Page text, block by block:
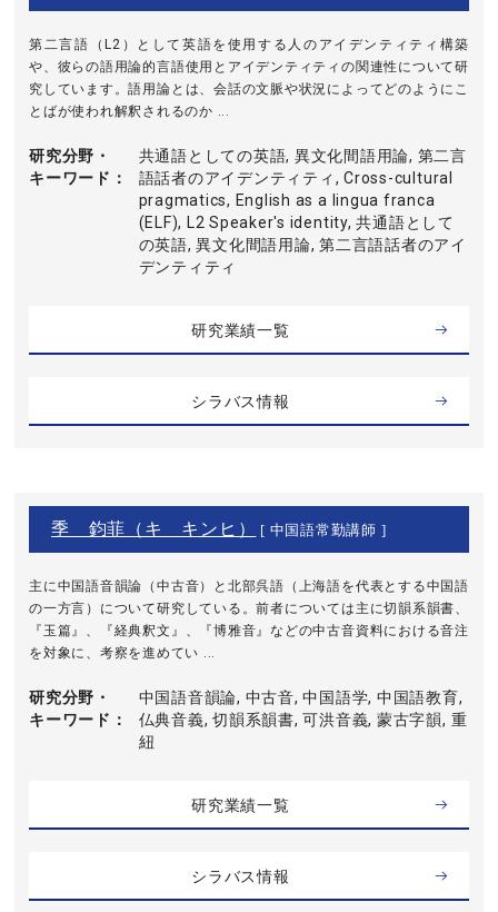
第二言語（L2）として英語を使用する人のアイデンティティ構築
や、彼らの語用論的言語使用とアイデンティティの関連性について研
究しています。語用論とは、会話の文脈や状況によってどのようにこ
とばが使われ解釈されるのか ...
研究分野・
キーワード
共通語としての英語, 異文化間語用論, 第二言
語話者のアイデンティティ, Cross-cultural
pragmatics, English as a lingua franca
(ELF), L2 Speaker's identity, 共通語として
の英語, 異文化間語用論, 第二言語話者のアイ
デンティティ
研究業績一覧
シラバス情報
季 鈞菲（キ キンヒ） [ 中国語常勤講師 ]
主に中国語音韻論（中古音）と北部呉語（上海語を代表とする中国語
の一方言）について研究している。前者については主に切韻系韻書、
『玉篇』、『経典釈文』、『博雅音』などの中古音資料における音注
を対象に、考察を進めてい ...
研究分野・
キーワード
中国語音韻論, 中古音, 中国語学, 中国語教育,
仏典音義, 切韻系韻書, 可洪音義, 蒙古字韻, 重
紐
研究業績一覧
シラバス情報